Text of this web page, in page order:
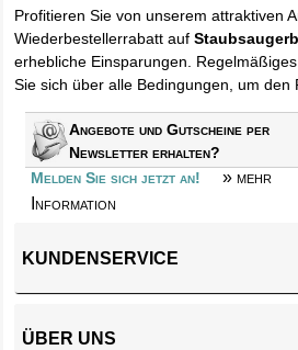
Profitieren Sie von unserem attraktiven
Wiederbestellerrabatt auf
erhebliche Einsparungen.
Sie sich über alle Bedingungen, um den
Angebote und Gutscheine per
Newsletter erhalten?
Melden Sie sich jetzt an!
» mehr
Information
KUNDENSERVICE
ÜBER UNS